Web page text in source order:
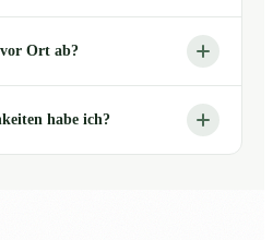
Ort ab?
habe ich?